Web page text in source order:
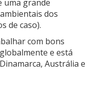
uma grande
dos
de caso).
com bons
e está
Austrália e